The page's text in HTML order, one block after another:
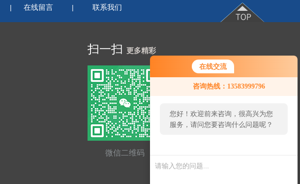
在线交流
咨询热线：13583999796
您好！欢迎前来咨询，很高兴为您
服务，请问您要咨询什么问题呢？
| 在线留言 | 联系我们
扫一扫 更多精彩
微信二维码